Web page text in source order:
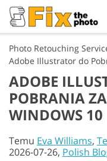
Photo Retouching
Adobe Illustrator do
ADOBE
POBRANIA
WINDOWS 10
Temu Eva Williams,
2026-07-26, Polish